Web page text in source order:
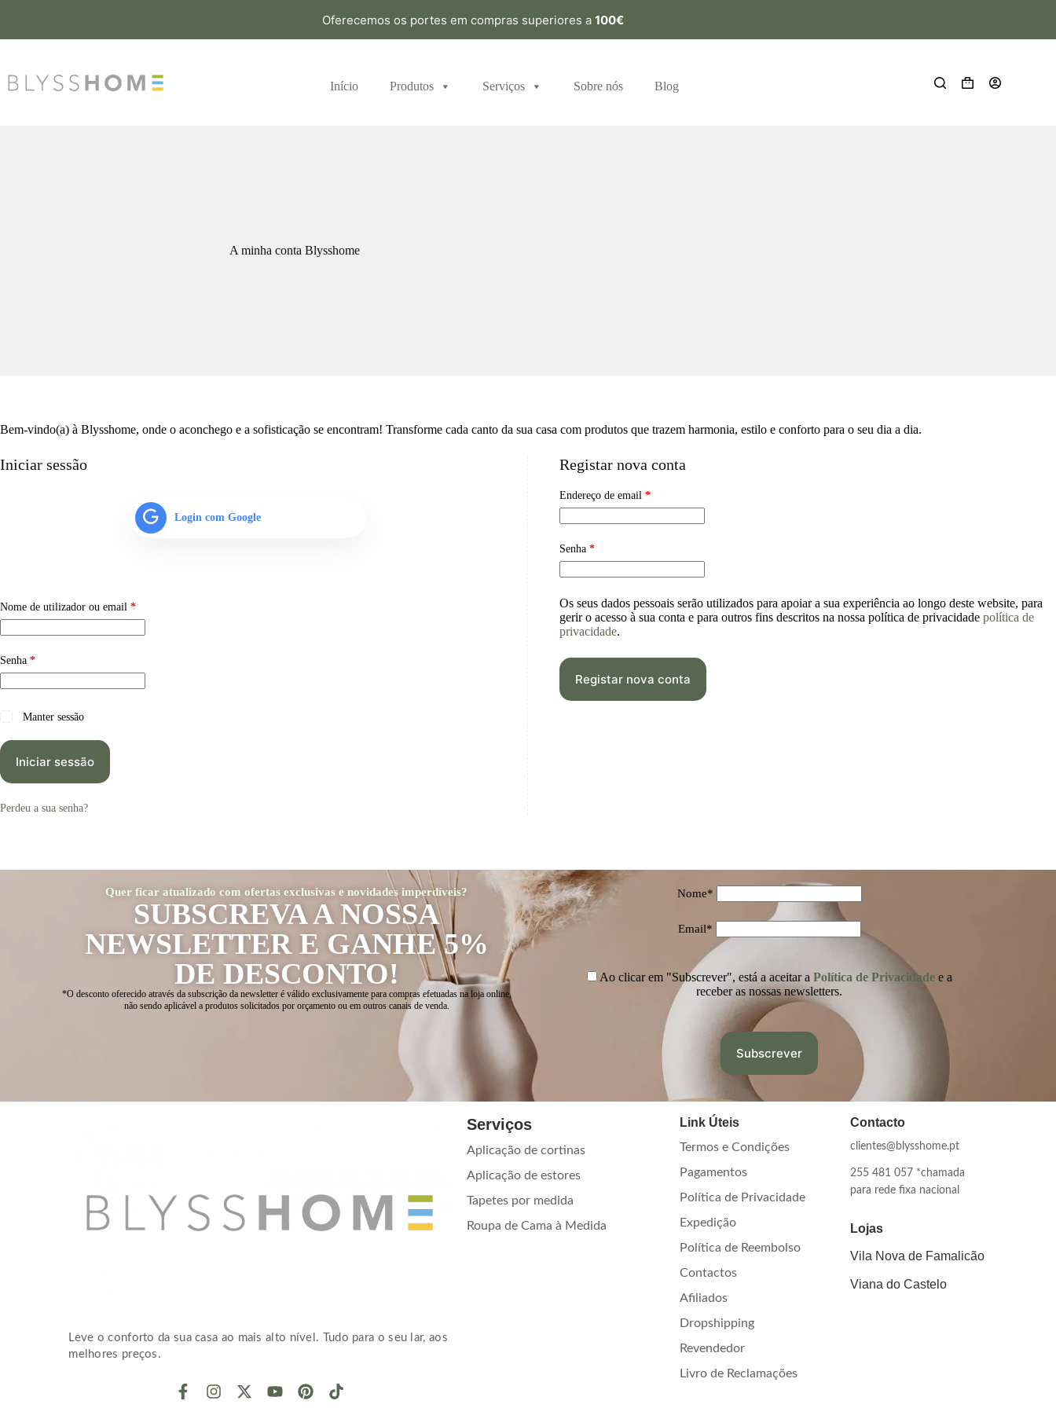
Oferecemos os portes em compras superiores a 100€
Início Produtos Serviços Sobre nós Blog
A minha conta Blysshome
Bem-vindo(a) à Blysshome, onde o aconchego e a sofisticação se encontram! Transforme cada canto da sua casa com produtos que trazem harmonia, estilo e conforto para o seu dia a dia.
Iniciar sessão
Login com Google
Nome de utilizador ou email *
Senha *
Manter sessão
Iniciar sessão
Perdeu a sua senha?
Registar nova conta
Endereço de email *
Senha *
Os seus dados pessoais serão utilizados para apoiar a sua experiência ao longo deste website, para
gerir o acesso à sua conta e para outros fins descritos na nossa política de privacidade política de
privacidade.
Registar nova conta
Quer ficar atualizado com ofertas exclusivas e novidades imperdíveis?
SUBSCREVA A NOSSA
NEWSLETTER E GANHE 5%
DE DESCONTO!
*O desconto oferecido através da subscrição da newsletter é válido exclusivamente para compras efetuadas na loja online,
não sendo aplicável a produtos solicitados por orçamento ou em outros canais de venda.
Nome*
Email*
Ao clicar em "Subscrever", está a aceitar a Política de Privacidadee a
receber as nossas newsletters.
Leve o conforto da sua casa ao mais alto nível. Tudo para o seu lar, aos
melhores preços.
Serviços
Aplicação de cortinas
Aplicação de estores
Tapetes por medida
Roupa de Cama à Medida
Link Úteis
Termos e Condições
Pagamentos
Política de Privacidade
Expedição
Política de Reembolso
Contactos
Afiliados
Dropshipping
Revendedor
Livro de Reclamações
Contacto
clientes@blysshome.pt
255 481 057 *chamada
para rede fixa nacional
Lojas
Vila Nova de Famalicão
Viana do Castelo